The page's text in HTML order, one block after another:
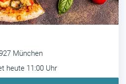
München
heute 11:00 Uhr